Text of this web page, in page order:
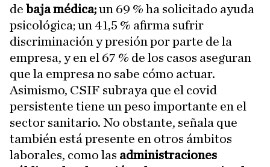
de baja médica;un 69 % ha solicitado ayuda
psicológica; un 41,5 % afirma sufrir
discriminación y presión por parte de la
empresa, y en el 67 % de los casos aseguran
que la empresa no sabe cómo actuar.
Asimismo, CSIF subraya que el covid
persistente tiene un peso importante en el
sector sanitario. No obstante, señala que
también está presente en otros ámbitos
laborales, como las administraciones